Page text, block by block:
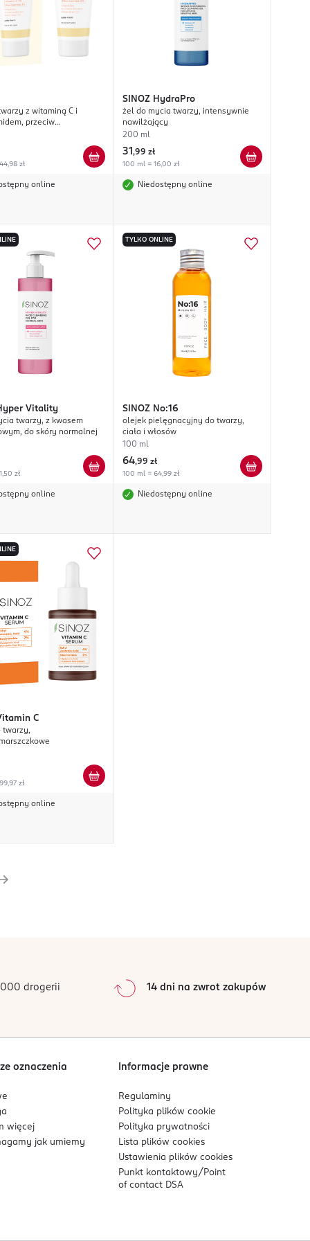
z witaminą C i
przeciw
zł
online
SINOZ HydraPro
żel do mycia twarzy, intensywnie
nawilżający
200 ml
31 ,99 zł
100 ml = 16,00 zł
Niedostępny online
Vitality
twarzy, z kwasem
do skóry normalnej
zł
online
TYLKO ONLINE
SINOZ No:16
olejek pielęgnacyjny do twarzy,
ciała i włosów
100 ml
64,99 zł
100 ml = 64,99 zł
Niedostępny online
C
twarzy,
zł
online
drogerii 14 dni na zwrot zakupów
oznaczenia
więcej
jak umiemy
Informacje prawne
Regulaminy
Polityka plikówcookie
Polityka prywatności
Lista plikówcookies
Ustawienia plikówcookies
Punkt kontaktowy/ Point
of contact DSA